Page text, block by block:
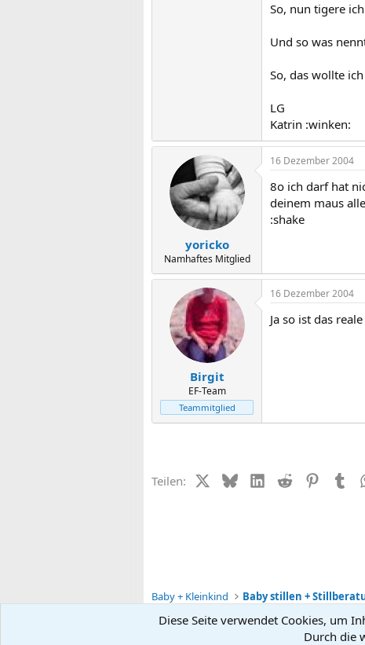
So, nun tigere
Und so was
So, das wollte
LG
Katrin :winken:
yoricko
Namhaftes Mitglied
16 Dezember 2004
8o ich darf hat
deinem maus
:shake
Birgit
EF-Team
Teammitglied
16 Dezember 2004
Ja so ist das
Teilen: X (Twitter)
BlueskyLinkedIn
Reddit
Baby + Kleinkind Baby stillen +
Diese Seite verwendet Cookies, um
Durch die